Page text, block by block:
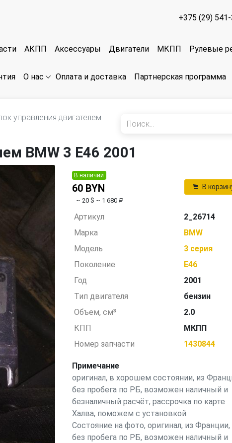
+375 (29)
АКПП Аксессуары Двигатели МКПП Рулевые
О нас Оплата и доставка Партнерская программа
управления двигателем
BMW 3 E46 2001
В наличии
60 BYN
~ 20 $ ~ 1 680 ₽
В
Артикул
2_26714
Марка
BMW
Модель
3 серия
Поколение
E46
Год
2001
Тип двигателя
бензин
Объем, см³
2.0
КПП
МКПП
Номер запчасти
1430844
Примечание
оригинал, в хорошем состоянии, из
без пробега по РБ, возможен наличный и
безналичный расчёт, рассрочка по карте
Халва, поможем с установкой
Состояние на фото, оригинал, из Франции,
без пробега по РБ, возможен наличный и